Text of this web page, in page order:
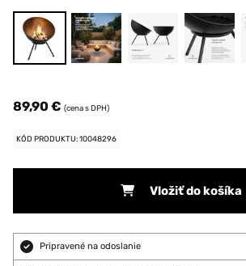
89,90 € (cena s DPH)
KÓD PRODUKTU: 10048296
Vložiť do košíka
Pripravené na odoslanie